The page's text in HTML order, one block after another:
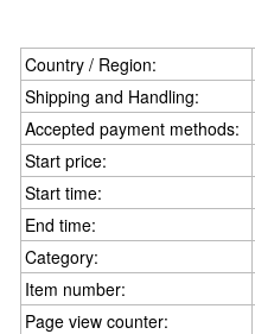
Country / Region:
Shipping and Handling:
Accepted payment methods:
Start price:
Start time:
End time:
Category:
Item number:
Page view counter: